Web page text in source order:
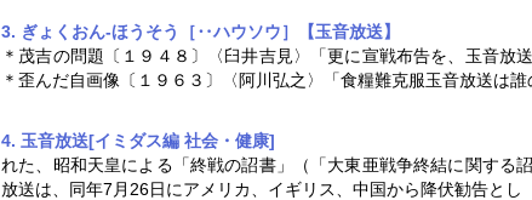
3. ぎょくおん‐ほうそう［‥ハウソウ］【玉音放送】
＊茂吉の問題〔１９４８〕〈臼井吉見〉「更に宣戦布告を、 玉音放送
＊歪んだ自画像〔１９６３〕〈阿川弘之〉「食糧難克服玉音放送は誰
4. 玉音放送[イミダス編 社会・健康]
れた、昭和天皇による「終戦の詔書」（「大東亜戦争終結に関する
放送は、同年7月26日にアメリカ、イギリス、中国から降伏勧告とし